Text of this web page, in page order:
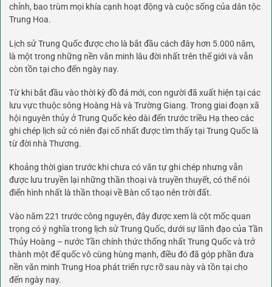
chỉnh, bao trùm mọi khía cạnh hoạt động và cuộc sống của dân tộc
Trung Hoa.
Lịch sử Trung Quốc được cho là bắt đầu cách đây hơn 5.000 năm,
là một trong những nền văn minh lâu đời nhất trên thế giới và vẫn
còn tồn tại cho đến ngày nay.
Từ khi bắt đầu vào thời kỳ đồ đá mới, con người đã xuất hiện tại các
lưu vực thuộc sông Hoàng Hà và Trường Giang. Trong giai đoạn xã
hội nguyên thủy ở Trung Quốc kéo dài đến trước triều Hạ theo các
ghi chép lịch sử có niên đại cổ nhất được tìm thấy tại Trung Quốc là
từ đời nhà Thương.
Khoảng thời gian trước khi chưa có văn tự ghi chép nhưng vẫn
được lưu truyền lại những thần thoại và truyền thuyết, có thể nói
điển hình nhất là thần thoại về Bàn cổ tạo nên trời đất.
Vào năm 221 trước công nguyên, đây được xem là cột mốc quan
trọng có ý nghĩa trong lịch sử Trung Quốc, dưới sự lãnh đạo của Tần
Thủy Hoàng – nước Tần chính thức thống nhất Trung Quốc và trở
thành một đế quốc vô cùng hùng mạnh, điều đó đã góp phần đưa
nền văn minh Trung Hoa phát triển rực rỡ sau này và tồn tại cho
đến ngày nay.